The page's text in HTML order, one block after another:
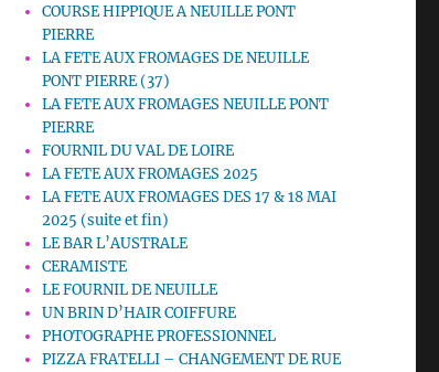
COURSE HIPPIQUE A NEUILLE PONT
PIERRE
LA FETE AUX FROMAGES DE NEUILLE
PONT PIERRE (37)
LA FETE AUX FROMAGES NEUILLE PONT
PIERRE
FOURNIL DU VAL DE LOIRE
LA FETE AUX FROMAGES 2025
LA FETE AUX FROMAGES DES 17 & 18 MAI
2025 (suite et fin)
LE BAR L’AUSTRALE
CERAMISTE
LE FOURNIL DE NEUILLE
UN BRIN D’HAIR COIFFURE
PHOTOGRAPHE PROFESSIONNEL
PIZZA FRATELLI – CHANGEMENT DE RUE